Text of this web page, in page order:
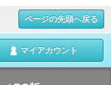
ページの先頭へ戻る
マイアカウント